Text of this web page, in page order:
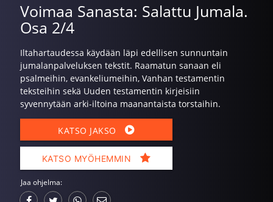
Voimaa Sanasta: Salattu Jumala.
Osa 2/4
Iltahartaudessa käydään läpi edellisen sunnuntain
jumalanpalveluksen tekstit. Raamatun sanaan eli
psalmeihin, evankeliumeihin, Vanhan testamentin
teksteihin sekä Uuden testamentin kirjeisiin
syvennytään arki-iltoina maanantaista torstaihin.
KATSO JAKSO
KATSO MYÖHEMMIN
Jaa ohjelma: